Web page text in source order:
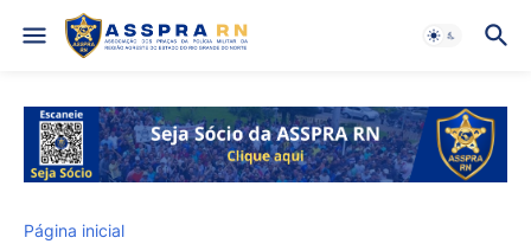
Página inicial